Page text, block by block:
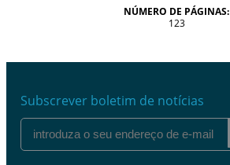
NÚMERO DE PÁGINAS:
123
Subscrever boletim de notícias